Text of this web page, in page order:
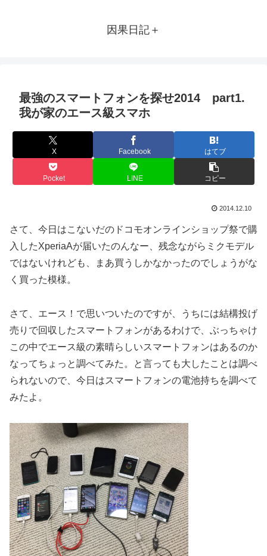
因果日記＋
最強のスマートフォンを探せ2014 part1.
我が家のエース級スマホ
X Facebook はてブ
Pocket LINE コピー
2014.12.10
さて、今日はこないだのドコモオンラインショップ祭で購
入したXperiaAが届いたのんなー、残念ながらミクモデル
ではないけれども、まあ買うしかなかったのでしょうがな
く買った模様。
さて、エース！で思いついたのですが、うちには結構投げ
売りで回収したスマートフォンがあるわけで、ぶっちゃけ
この中でエース級の素晴らしいスマートフォンはあるのか
なってちょっと調べてみた。と言っても大したことは調べ
られないので、今日はスマートフォンの電池持ちを調べて
みたよ。